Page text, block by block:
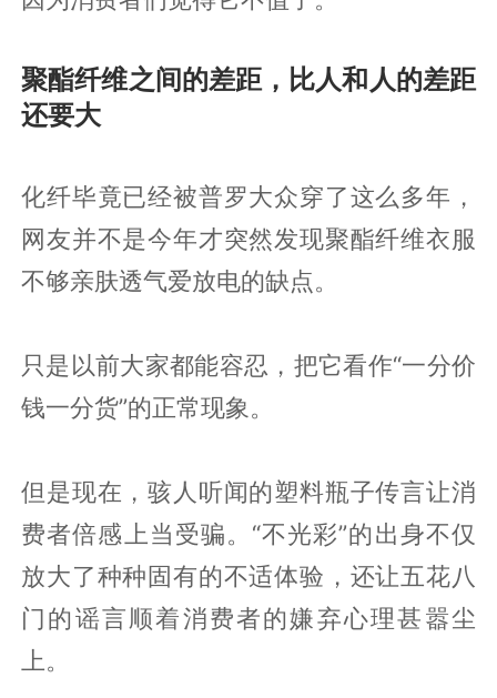
聚酯纤维之间的差距，比人和人的差距
还要大
化纤毕竟已经被普罗大众穿了这么多年，
网友并不是今年才突然发现聚酯纤维衣服
不够亲肤透气爱放电的缺点。
只是以前大家都能容忍，把它看作“一分价
钱一分货”的正常现象。
但是现在，骇人听闻的塑料瓶子传言让消
费者倍感上当受骗。“不光彩”的出身不仅
放大了种种固有的不适体验，还让五花八
门的谣言顺着消费者的嫌弃心理甚嚣尘
上。